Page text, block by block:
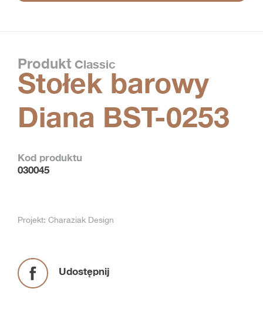
Produkt Classic
Stołek barowy
Diana BST-0253
Kod produktu
030045
Projekt: Charaziak Design
Udostępnij